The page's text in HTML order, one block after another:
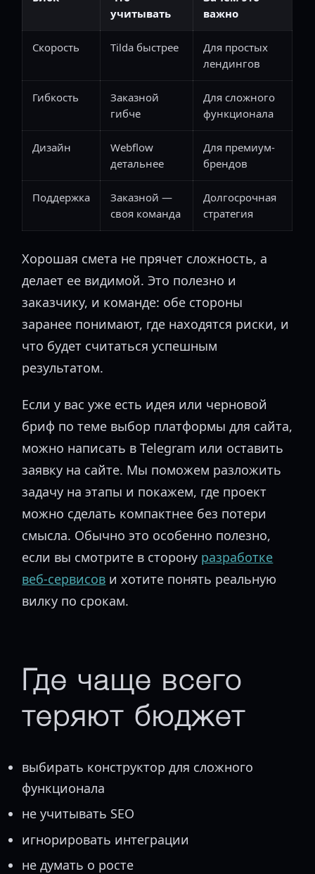
учитывать
важно
Скорость Tilda быстрее
Для простых
лендингов
Гибкость
Заказной
гибче
Для сложного
функционала
Дизайн
Webflow
детальнее
Для премиум-
брендов
Поддержка
Заказной —
своя команда
Долгосрочная
стратегия
Хорошая смета не прячет сложность, а
делает ее видимой. Это полезно и
заказчику, и команде: обе стороны
заранее понимают, где находятся риски, и
что будет считаться успешным
результатом.
Если у вас уже есть идея или черновой
бриф по теме выбор платформы для сайта,
можно написать в Telegram или оставить
заявку на сайте. Мы поможем разложить
задачу на этапы и покажем, где проект
можно сделать компактнее без потери
смысла. Обычно это особенно полезно,
если вы смотрите в сторону разработке
веб-сервисов и хотите понять реальную
вилку по срокам.
Где чаще всего
теряют бюджет
выбирать конструктор для сложного
функционала
не учитывать SEO
игнорировать интеграции
не думать о росте